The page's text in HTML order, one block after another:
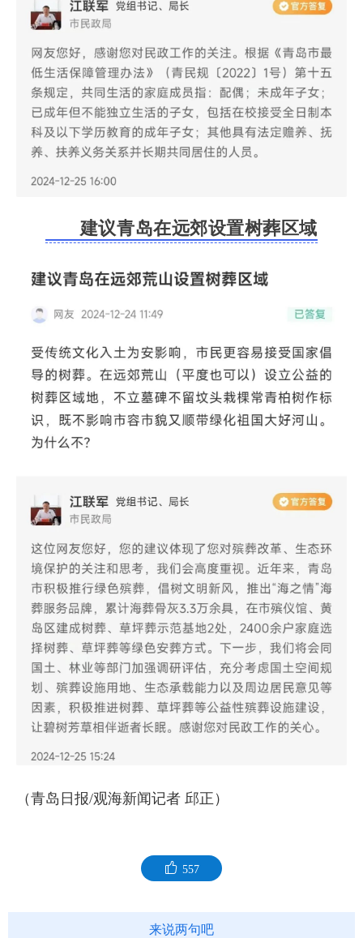
建议青岛在远郊设置树葬区域
（青岛日报/观海新闻记者 邱正）
557
来说两句吧